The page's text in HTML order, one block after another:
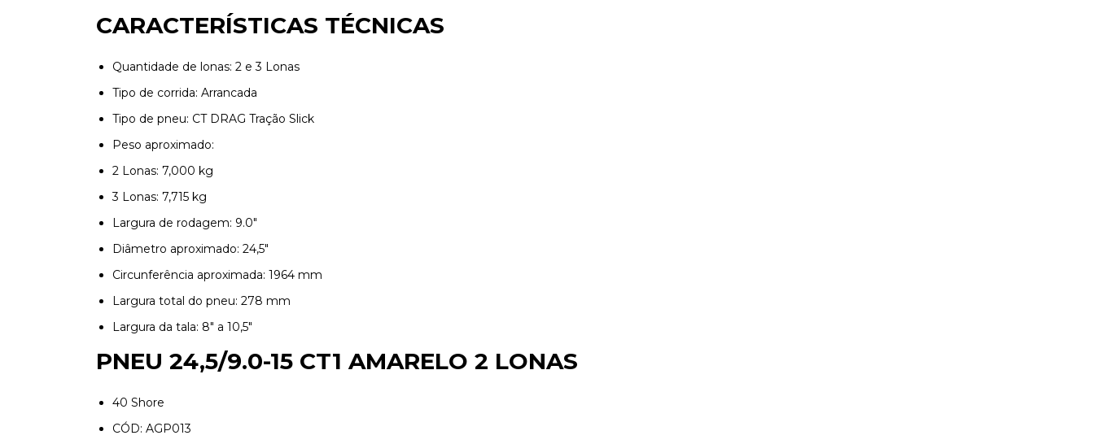
CARACTERÍSTICAS TÉCNICAS
Quantidade de lonas: 2 e 3 Lonas
Tipo de corrida: Arrancada
Tipo de pneu: CT DRAG Tração Slick
Peso aproximado:
2 Lonas: 7,000 kg
3 Lonas: 7,715 kg
Largura de rodagem: 9.0"
Diâmetro aproximado: 24,5"
Circunferência aproximada: 1964 mm
Largura total do pneu: 278 mm
Largura da tala: 8" a 10,5"
PNEU 24,5/9.0-15 CT1 AMARELO 2 LONAS
40 Shore
CÓD: AGP013